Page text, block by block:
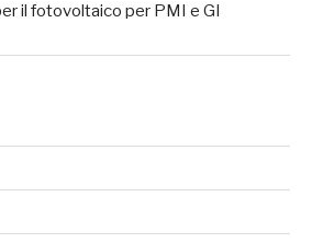
il fotovoltaico per PMI e GI